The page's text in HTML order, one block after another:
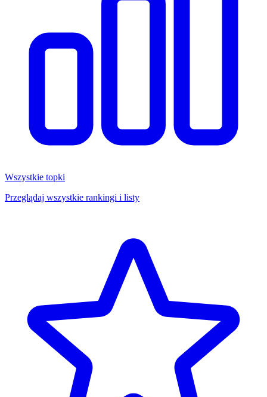
Wszystkie topki
Przeglądaj wszystkie rankingi i listy